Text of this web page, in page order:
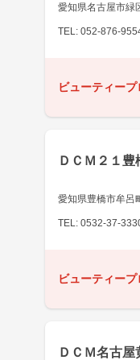
愛知県名古屋市緑
TEL: 052-876-
ビューティー
ＤＣＭ２１
愛知県豊橋市牟呂
TEL: 0532-37-
ビューティー
ＤＣＭ名古屋